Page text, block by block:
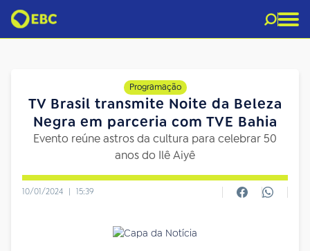
Programação
TV Brasil transmite Noite da Beleza
Negra em parceria com TVE Bahia
Evento reúne astros da cultura para celebrar 50
anos do Ilê Aiyê
10/01/2024 | 15:39